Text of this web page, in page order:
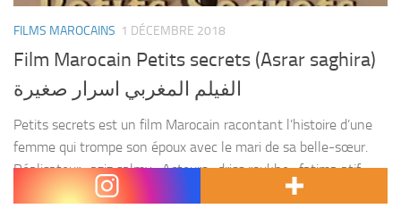
FILMS MAROCAINS 1 DÉCEMBRE 2018
Film Marocain Petits secrets (Asrar saghira)
الفيلم المغربي اسرار صغيرة
Petits secrets est un film Marocain racontant l’histoire d’une
femme qui trompe son époux avec le mari de sa belle-sœur.
Réalisateur : aziz salmy . Acteurs : driss roukhe , fatima atif ,
mohamed...